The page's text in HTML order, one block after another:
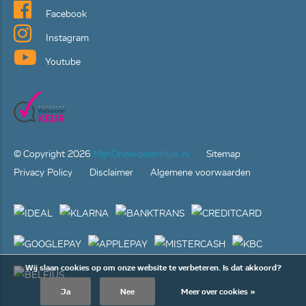
Wij slaan cookies op om onze website te verbeteren. Is dat akkoord?
Ja Nee Meer over cookies »
Facebook
Instagram
Youtube
© Copyright 2026 MijnOnderdelenHuis.nl
Sitemap
Privacy Policy
Disclaimer Algemene voorwaarden